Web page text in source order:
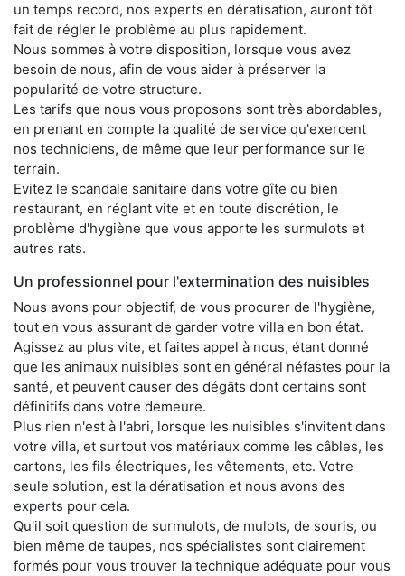
un temps record, nos experts en dératisation, auront tôt
fait de régler le problème au plus rapidement.
Nous sommes à votre disposition, lorsque vous avez
besoin de nous, afin de vous aider à préserver la
popularité de votre structure.
Les tarifs que nous vous proposons sont très abordables,
en prenant en compte la qualité de service qu'exercent
nos techniciens, de même que leur performance sur le
terrain.
Evitez le scandale sanitaire dans votre gîte ou bien
restaurant, en réglant vite et en toute discrétion, le
problème d'hygiène que vous apporte les surmulots et
autres rats.
Un professionnel pour l'extermination des nuisibles
Nous avons pour objectif, de vous procurer de l'hygiène,
tout en vous assurant de garder votre villa en bon état.
Agissez au plus vite, et faites appel à nous, étant donné
que les animaux nuisibles sont en général néfastes pour la
santé, et peuvent causer des dégâts dont certains sont
définitifs dans votre demeure.
Plus rien n'est à l'abri, lorsque les nuisibles s'invitent dans
votre villa, et surtout vos matériaux comme les câbles, les
cartons, les fils électriques, les vêtements, etc. Votre
seule solution, est la dératisation et nous avons des
experts pour cela.
Qu'il soit question de surmulots, de mulots, de souris, ou
bien même de taupes, nos spécialistes sont clairement
formés pour vous trouver la technique adéquate pour vous